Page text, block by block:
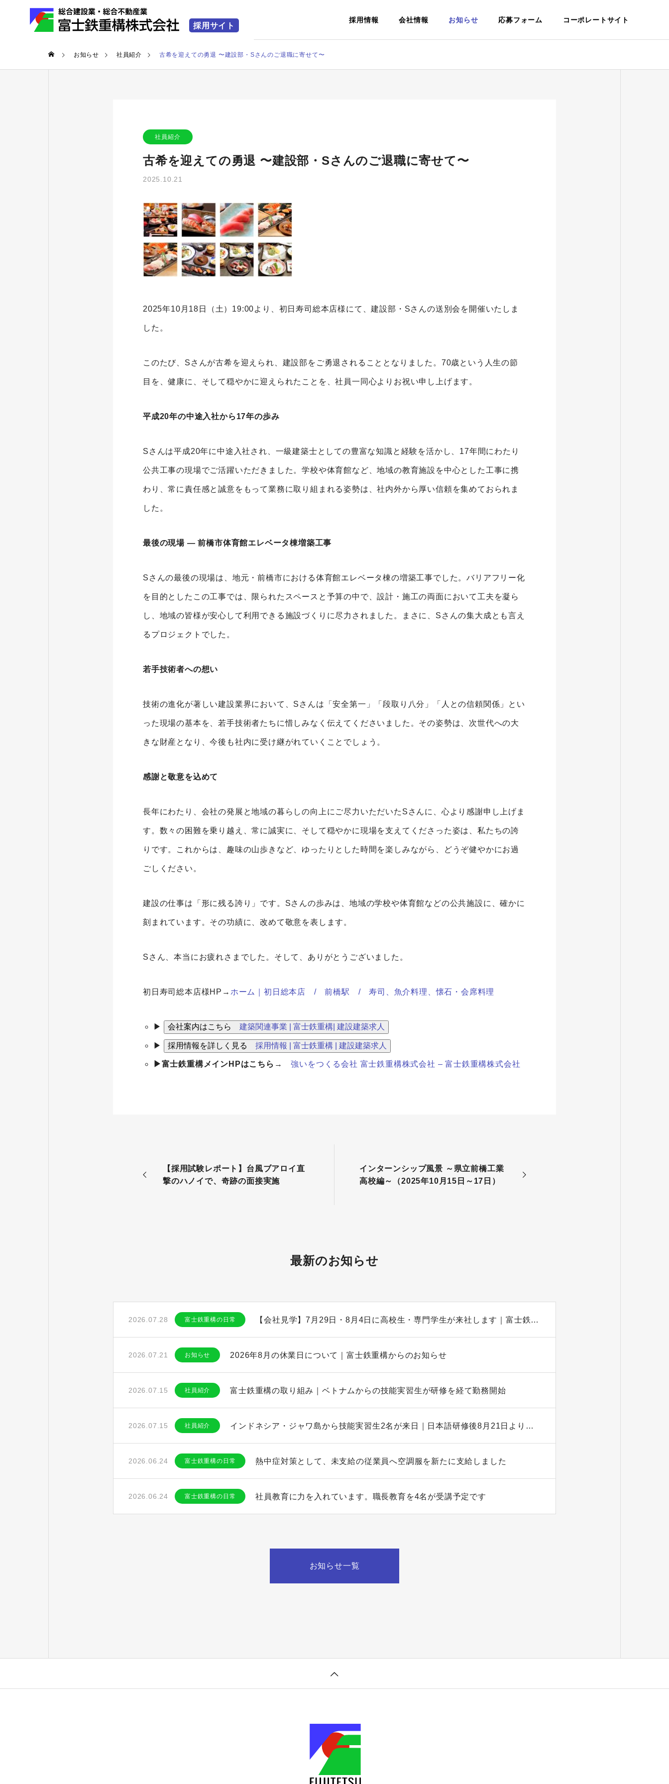
採用情報 会社情報 お知らせ 応募フォーム コーポレートサイト
お知らせ 社員紹介 古希を迎えての勇退 〜建設部・Sさんのご退職に寄せて〜
社員紹介
古希を迎えての勇退 〜建設部・Sさんのご退職に寄せて〜
2025.10.21
2025年10月18日（土）19:00より、初日寿司総本店様にて、建設部・Sさんの送別会を開催いたしま
した。
このたび、Sさんが古希を迎えられ、建設部をご勇退されることとなりました。70歳という人生の節
目を、健康に、そして穏やかに迎えられたことを、社員一同心よりお祝い申し上げます。
平成20年の中途入社から17年の歩み
Sさんは平成20年に中途入社され、一級建築士としての豊富な知識と経験を活かし、17年間にわたり
公共工事の現場でご活躍いただきました。学校や体育館など、地域の教育施設を中心とした工事に携
わり、常に責任感と誠意をもって業務に取り組まれる姿勢は、社内外から厚い信頼を集めておられま
した。
最後の現場 ― 前橋市体育館エレベータ棟増築工事
Sさんの最後の現場は、地元・前橋市における体育館エレベータ棟の増築工事でした。バリアフリー化
を目的としたこの工事では、限られたスペースと予算の中で、設計・施工の両面において工夫を凝ら
し、地域の皆様が安心して利用できる施設づくりに尽力されました。まさに、Sさんの集大成とも言え
るプロジェクトでした。
若手技術者への想い
技術の進化が著しい建設業界において、Sさんは「安全第一」「段取り八分」「人との信頼関係」とい
った現場の基本を、若手技術者たちに惜しみなく伝えてくださいました。その姿勢は、次世代への大
きな財産となり、今後も社内に受け継がれていくことでしょう。
感謝と敬意を込めて
長年にわたり、会社の発展と地域の暮らしの向上にご尽力いただいたSさんに、心より感謝申し上げま
す。数々の困難を乗り越え、常に誠実に、そして穏やかに現場を支えてくださった姿は、私たちの誇
りです。これからは、趣味の山歩きなど、ゆったりとした時間を楽しみながら、どうぞ健やかにお過
ごしください。
建設の仕事は「形に残る誇り」です。Sさんの歩みは、地域の学校や体育館などの公共施設に、確かに
刻まれています。その功績に、改めて敬意を表します。
Sさん、本当にお疲れさまでした。そして、ありがとうございました。
初日寿司総本店様HP→ ホーム｜初日総本店 / 前橋駅 / 寿司、魚介料理、懐石・会席料理
▶ 会社案内はこちら建築関連事業 | 富士鉄重構| 建設建築求人
▶ 採用情報を詳しく見る採用情報 | 富士鉄重構 | 建設建築求人
▶富士鉄重構メインHPはこちら →強いをつくる会社 富士鉄重構株式会社 – 富士鉄重構株式会社
【採用試験レポート】台風ブアロイ直
撃のハノイで、奇跡の面接実施
インターンシップ風景 ～県立前橋工業
高校編～（2025年10月15日～17日）
最新のお知らせ
2026.07.28 富士鉄重構の日常 【会社見学】7月29日・8月4日に高校生・専門学生が来社します｜富士鉄重構
2026.07.21 お知らせ 2026年8月の休業日について｜富士鉄重構からのお知らせ
2026.07.15 社員紹介 富士鉄重構の取り組み｜ベトナムからの技能実習生が研修を経て勤務開始
2026.07.15 社員紹介 インドネシア・ジャワ島から技能実習生2名が来日｜日本語研修後8月21日より勤務開始
2026.06.24 富士鉄重構の日常 熱中症対策として、未支給の従業員へ空調服を新たに支給しました
2026.06.24 富士鉄重構の日常 社員教育に力を入れています。職長教育を4名が受講予定です
お知らせ一覧